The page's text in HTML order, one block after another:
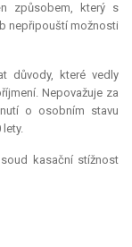
způsobem, který s
nepřipouští možnosti
důvody, které vedly
Nepovažuje za
o osobním stavu
soud kasační stížnost